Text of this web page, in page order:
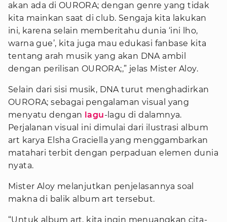
akan ada di OURORA; dengan genre yang tidak
kita mainkan saat di club. Sengaja kita lakukan
ini, karena selain memberitahu dunia ‘ini lho,
warna gue’, kita juga mau edukasi fanbase kita
tentang arah musik yang akan DNA ambil
dengan perilisan OURORA;,” jelas Mister Aloy.
Selain dari sisi musik, DNA turut menghadirkan
OURORA; sebagai pengalaman visual yang
menyatu dengan lagu-lagu di dalamnya.
Perjalanan visual ini dimulai dari ilustrasi album
art karya Elsha Graciella yang menggambarkan
matahari terbit dengan perpaduan elemen dunia
nyata.
Mister Aloy melanjutkan penjelasannya soal
makna di balik album art tersebut.
“Untuk album art, kita ingin menuangkan cita-